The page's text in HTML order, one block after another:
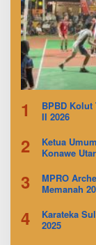
1
BPBD
II 2026
2
Ketua
Konawe
3
MPRO
Memanah
4
Karateka
2025